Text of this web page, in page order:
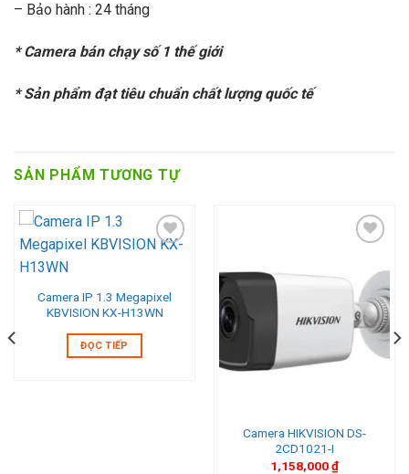
– Bảo hành : 24 tháng
* Camera bán chạy số 1 thế giới
* Sản phẩm đạt tiêu chuẩn chất lượng quốc tế
SẢN PHẨM TƯƠNG TỰ
Camera IP 1.3 Megapixel
KBVISION KX-H13WN
ĐỌC TIẾP
Add to wishlist
Camera HIKVISION DS-
2CD1021-I
1,158,000₫